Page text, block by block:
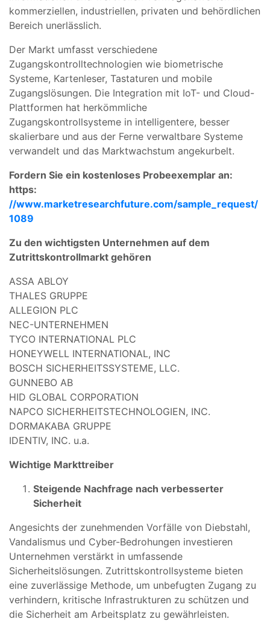
kommerziellen, industriellen, privaten und behördlichen
Bereich unerlässlich.
Der Markt umfasst verschiedene
Zugangskontrolltechnologien wie biometrische
Systeme, Kartenleser, Tastaturen und mobile
Zugangslösungen. Die Integration mit IoT- und Cloud-
Plattformen hat herkömmliche
Zugangskontrollsysteme in intelligentere, besser
skalierbare und aus der Ferne verwaltbare Systeme
verwandelt und das Marktwachstum angekurbelt.
Fordern Sie ein kostenloses Probeexemplar an:
https:
//www.marketresearchfuture.com/sample_request/
1089
Zu den wichtigsten Unternehmen auf dem
Zutrittskontrollmarkt gehören
ASSA ABLOY
THALES GRUPPE
ALLEGION PLC
NEC-UNTERNEHMEN
TYCO INTERNATIONAL PLC
HONEYWELL INTERNATIONAL, INC
BOSCH SICHERHEITSSYSTEME, LLC.
GUNNEBO AB
HID GLOBAL CORPORATION
NAPCO SICHERHEITSTECHNOLOGIEN, INC.
DORMAKABA GRUPPE
IDENTIV, INC. u.a.
Wichtige Markttreiber
Steigende Nachfrage nach verbesserter
Sicherheit
Angesichts der zunehmenden Vorfälle von Diebstahl,
Vandalismus und Cyber-Bedrohungen investieren
Unternehmen verstärkt in umfassende
Sicherheitslösungen. Zutrittskontrollsysteme bieten
eine zuverlässige Methode, um unbefugten Zugang zu
verhindern, kritische Infrastrukturen zu schützen und
die Sicherheit am Arbeitsplatz zu gewährleisten.